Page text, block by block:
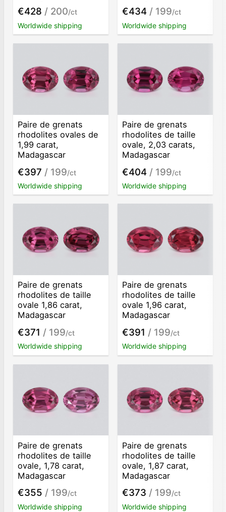
€428 / 200/ct
Worldwide shipping
€434 / 199/ct
Worldwide shipping
Paire de grenats
rhodolites ovales de
1,99 carat,
Madagascar
€397 / 199/ct
Worldwide shipping
Paire de grenats
rhodolites de taille
ovale, 2,03 carats,
Madagascar
€404 / 199/ct
Worldwide shipping
Paire de grenats
rhodolites de taille
ovale 1,86 carat,
Madagascar
€371 / 199/ct
Worldwide shipping
Paire de grenats
rhodolites de taille
ovale 1,96 carat,
Madagascar
€391 / 199/ct
Worldwide shipping
Paire de grenats
rhodolites de taille
ovale, 1,78 carat,
Madagascar
€355 / 199/ct
Worldwide shipping
Paire de grenats
rhodolites de taille
ovale, 1,87 carat,
Madagascar
€373 / 199/ct
Worldwide shipping